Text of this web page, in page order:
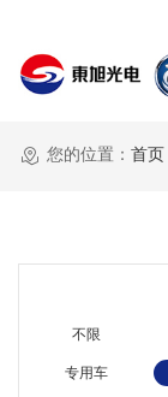
您的位置： 首页
不限
专用车